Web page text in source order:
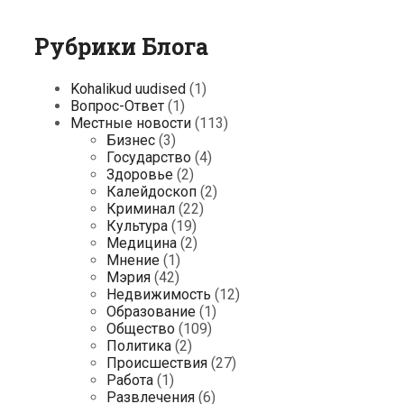
Рубрики Блога
Kohalikud uudised (1)
Вопрос-Ответ (1)
Местные новости (113)
Бизнес (3)
Государство (4)
Здоровье (2)
Калейдоскоп (2)
Криминал (22)
Культура (19)
Медицина (2)
Мнение (1)
Мэрия (42)
Недвижимость (12)
Образование (1)
Общество (109)
Политика (2)
Происшествия (27)
Работа (1)
Развлечения (6)